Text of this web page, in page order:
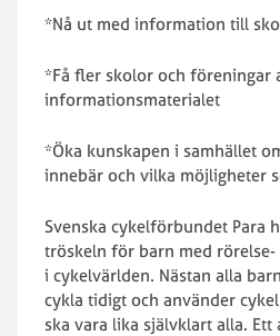
*Nå ut med information till
*Få fler skolor och föreningar
informationsmaterialet
*Öka kunskapen i samhället
innebär och vilka möjligheter
Svenska cykelförbundet Para
tröskeln för barn med
i cykelvärlden. Nästan alla
cykla tidigt och använder
ska vara lika självklart alla. Ett